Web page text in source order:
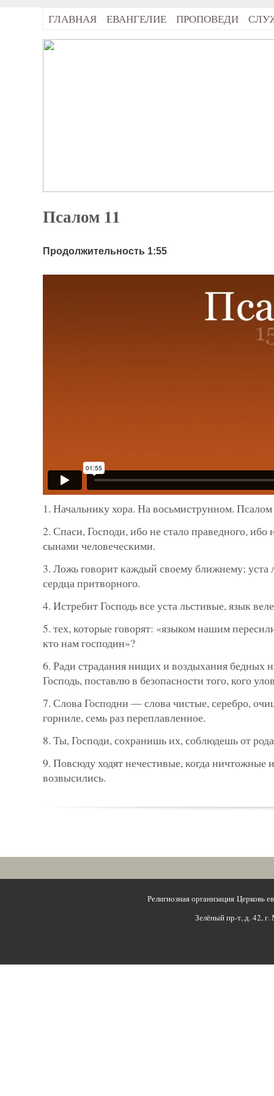
ГЛАВНАЯ ЕВАНГЕЛИЕ ПРОПОВЕДИ
Псалом 11
Продолжительность 1:55
1. Начальнику хора. На восьмиструнном.
2. Спаси, Господи, ибо не стало праведного,
сынами человеческими.
3. Ложь говорит каждый своему ближнему; уста
сердца притворного.
4. Истребит Господь все уста льстивые, язык
5. тех, которые говорят: «языком нашим
кто нам господин»?
6. Ради страдания нищих и воздыхания бедных
Господь, поставлю в безопасности того, кого
7. Слова Господни — слова чистые, серебро,
горниле, семь раз переплавленное.
8. Ты, Господи, сохранишь их, соблюдешь от
9. Повсюду ходят нечестивые, когда ничтожные
возвысились.
Религиозная организация
Зелёный пр-т, д. 42,